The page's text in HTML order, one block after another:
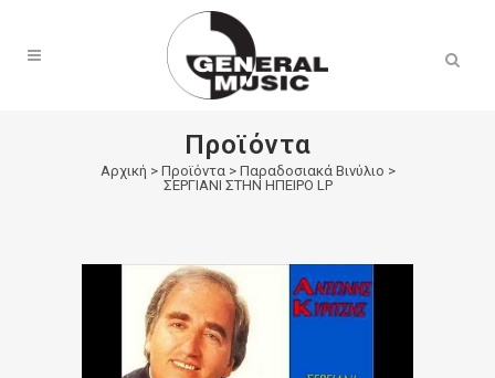
Προϊόντα
Αρχική > Προϊόντα> Παραδοσιακά Βινύλιο >
ΣΕΡΓΙΑΝΙ ΣΤΗΝ ΗΠΕΙΡΟ LP